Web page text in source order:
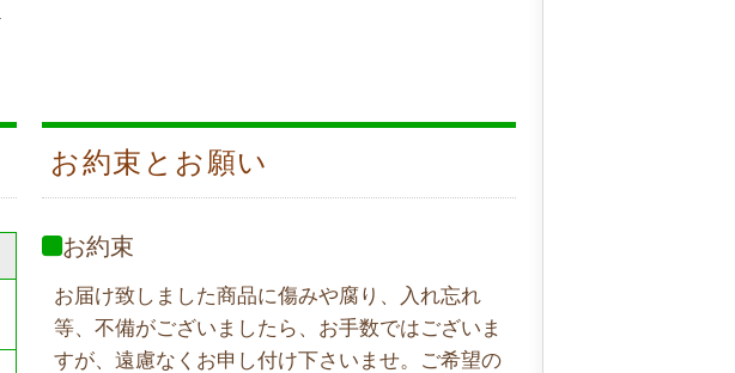
お約束とお願い
お約束
お届け致しました商品に傷みや腐り、入れ忘れ
等、不備がございましたら、お手数ではございま
すが、遠慮なくお申し付け下さいませ。ご希望の